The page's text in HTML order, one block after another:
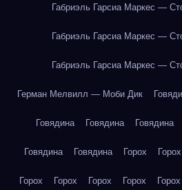
Габриэль Гарсиа Маркес —
Габриэль Гарсиа Маркес —
Габриэль Гарсиа Маркес —
Герман Мелвилл — Моби Дик
Говядина Говядина Говядина
Говядина Говядина Горох Горох
Горох Горох Горох Горох Горох